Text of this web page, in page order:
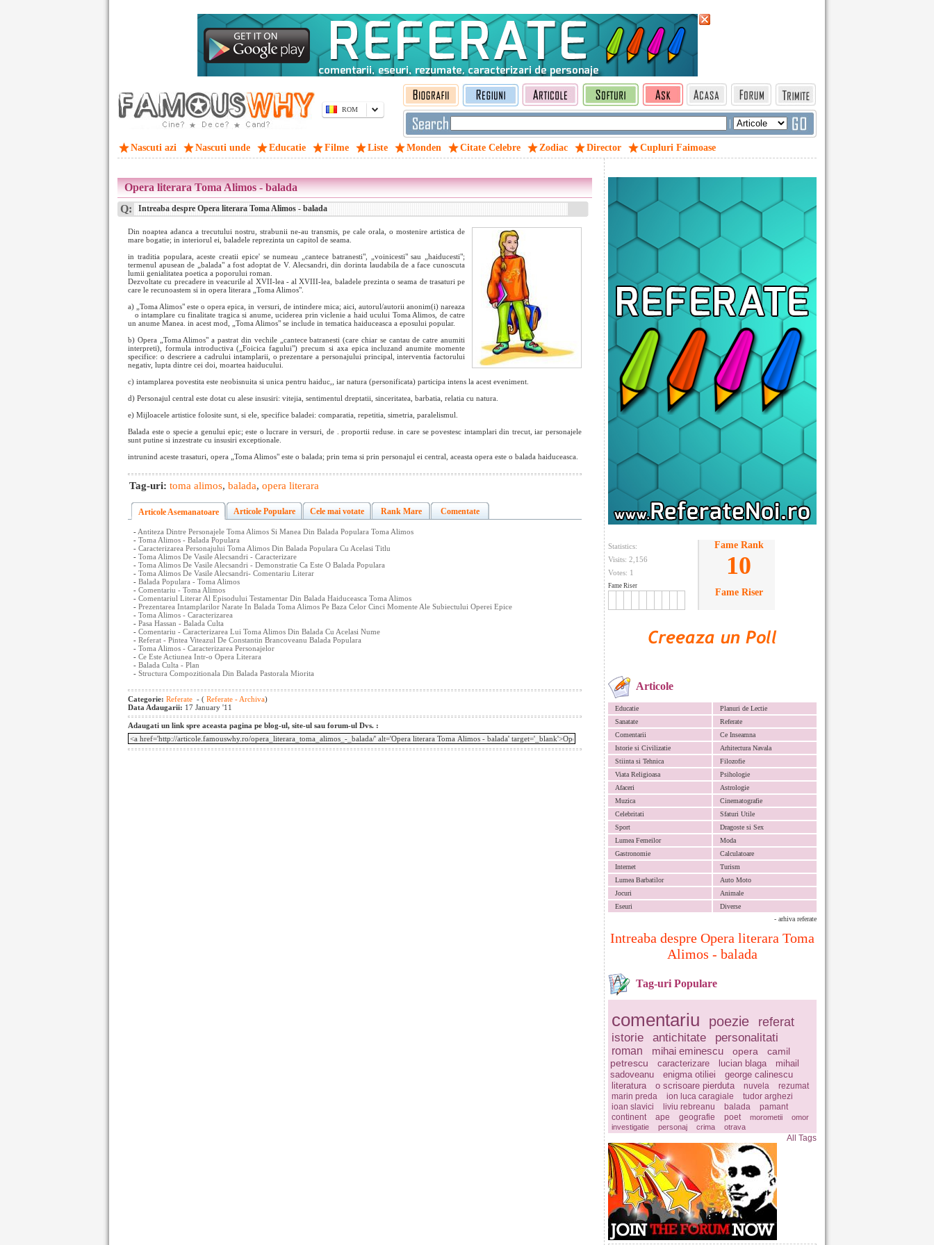
ROM
|
Nascuti azi Nascuti unde Educatie Filme Liste Monden Citate Celebre Zodiac Director Cupluri Faimoase
Statistics:
Visits: 2,156
Votes: 1
Fame Riser
Fame Rank
10
Fame Riser
Articole
Educatie
Planuri de Lectie
Sanatate
Referate
Comentarii
Ce Inseamna
Istorie si Civilizatie
Arhitectura Navala
Stiinta si Tehnica
Filozofie
Viata Religioasa
Psihologie
Afaceri
Astrologie
Muzica
Cinematografie
Celebritati
Sfaturi Utile
Sport
Dragoste si Sex
Lumea Femeilor
Moda
Gastronomie
Calculatoare
Internet
Turism
Lumea Barbatilor
Auto Moto
Jocuri
Animale
Eseuri
Diverse
- arhiva referate
Intreaba despre Opera literara Toma
Alimos - balada
Tag-uri Populare
comentariu poezie referat
istorie antichitate personalitati
roman mihai eminescu opera
camil
petrescu
caracterizare lucian blaga
mihail
sadoveanu
enigma otiliei
george calinescu
literatura
o scrisoare pierduta nuvela
rezumat
marin preda
ion luca caragiale
tudor arghezi
ioan slavici
liviu rebreanu balada
pamant
continent
ape geografie poet morometii
omor
investigatie
personaj crima otrava
All Tags
Opera literara Toma Alimos - balada
Q: Intreaba despre Opera literara Toma Alimos - balada
Din noaptea adanca a trecutului nostru, strabunii ne-au transmis, pe cale orala, o mostenire artistica de
mare bogatie; in interiorul ei, baladele reprezinta un capitol de seama.
in traditia populara, aceste creatii epice' se numeau „cantece batranesti", „voinicesti" sau „haiducesti";
termenul apusean de „balada" a fost adoptat de V. Alecsandri, din dorinta laudabila de a face cunoscuta
lumii genialitatea poetica a poporului roman.
Dezvoltate cu precadere in veacurile al XVII-lea - al XVIII-lea, baladele prezinta o seama de trasaturi pe
care le recunoastem si in opera literara „Toma Alimos".
a) „Toma Alimos" este o opera epica, in versuri, de intindere mica; aici, autorul/autorii anonim(i) nareaza
o intamplare cu finalitate tragica si anume, uciderea prin viclenie a haiducului Toma Alimos, de catre
un anume Manea. in acest mod, „Toma Alimos" se include in tematica haiduceasca a eposului popular.
b) Opera „Toma Alimos" a pastrat din vechile „cantece batranesti (care chiar se cantau de catre anumiti
interpreti), formula introductiva („Foicica fagului") precum si axa epica incluzand anumite momente
specifice: o descriere a cadrului intamplarii, o prezentare a personajului principal, interventia factorului
negativ, lupta dintre cei doi, moartea haiducului.
c) intamplarea povestita este neobisnuita si unica pentru haiduc,, iar natura (personificata) participa intens la acest eveniment.
d) Personajul central este dotat cu alese insusiri: vitejia, sentimentul dreptatii, sinceritatea, barbatia, relatia cu natura.
e) Mijloacele artistice folosite sunt, si ele, specifice baladei: comparatia, repetitia, simetria, paralelismul.
Balada este o specie a genului epic; este o lucrare in versuri, de . proportii reduse. in care se povestesc intamplari din trecut, iar personajele
sunt putine si inzestrate cu insusiri exceptionale.
intrunind aceste trasaturi, opera „Toma Alimos" este o balada; prin tema si prin personajul ei central, aceasta opera este o balada haiduceasca.
Tag-uri: toma alimos, balada, opera literara
Articole Asemanatoare Articole Populare Cele mai votate Rank Mare Comentate
- Antiteza Dintre Personajele Toma Alimos Si Manea Din Balada Populara Toma Alimos
- Toma Alimos - Balada Populara
- Caracterizarea Personajului Toma Alimos Din Balada Populara Cu Acelasi Titlu
- Toma Alimos De Vasile Alecsandri - Caracterizare
- Toma Alimos De Vasile Alecsandri - Demonstratie Ca Este O Balada Populara
- Toma Alimos De Vasile Alecsandri- Comentariu Literar
- Balada Populara - Toma Alimos
- Comentariu - Toma Alimos
- Comentariul Literar Al Episodului Testamentar Din Balada Haiduceasca Toma Alimos
- Prezentarea Intamplarilor Narate In Balada Toma Alimos Pe Baza Celor Cinci Momente Ale Subiectului Operei Epice
- Toma Alimos - Caracterizarea
- Pasa Hassan - Balada Culta
- Comentariu - Caracterizarea Lui Toma Alimos Din Balada Cu Acelasi Nume
- Referat - Pintea Viteazul De Constantin Brancoveanu Balada Populara
- Toma Alimos - Caracterizarea Personajelor
- Ce Este Actiunea Intr-o Opera Literara
- Balada Culta - Plan
- Structura Compozitionala Din Balada Pastorala Miorita
Categorie: Referate - ( Referate - Archiva)
Data Adaugarii: 17 January '11
Adaugati un link spre aceasta pagina pe blog-ul, site-ul sau forum-ul Dvs. :